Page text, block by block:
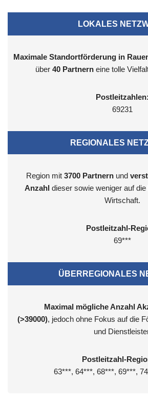
LOKALES
Maximale Standortförderung in
über 40 Partnern eine tolle
Postleitzahlen:
69231
REGIONALES
Region mit 3700 Partnernund
Anzahl dieser sowie weniger auf
Wirtschaft.
Postleitzahl-
69***
ÜBERREGIONALES
Maximal mögliche Anzahl
(>39000), jedoch ohne Fokus auf die
und
Postleitzahl-
63***, 64***, 68***, 69***,